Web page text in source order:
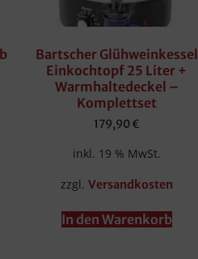
Bartscher Glühweinkessel
Einkochtopf 25 Liter +
Warmhaltedeckel –
Komplettset
179,90 €
inkl. 19 % MwSt.
zzgl. Versandkosten
In den Warenkorb